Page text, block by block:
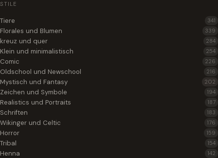
STILE
Tiere 341
Florales und Blumen 339
kreuz und quer 284
Klein und minimalistisch 254
Comic 226
Oldschool und Newschool 216
Mystisch und Fantasy 202
Zeichen und Symbole 194
Realistics und Portraits 187
Schriften 183
Wikinger und Celtic 176
Horror 159
Tribal 154
Henna 142